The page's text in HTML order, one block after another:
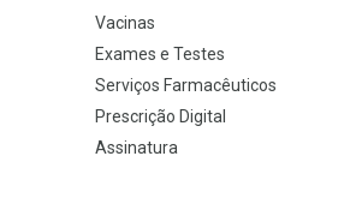
Vacinas
Exames e Testes
Serviços Farmacêuticos
Prescrição Digital
Assinatura